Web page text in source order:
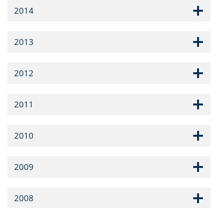
2014
2013
2012
2011
2010
2009
2008